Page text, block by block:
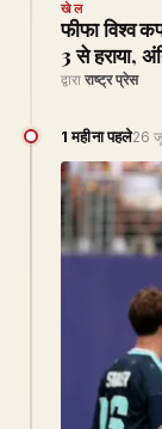
खेल
फीफा विश्व
3 से हराया,
द्वारा राष्ट्र प्रेस
1 महीना पहले26